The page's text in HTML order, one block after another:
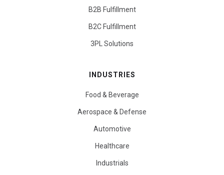
B2B Fulfillment
B2C Fulfillment
3PL Solutions
INDUSTRIES
Food & Beverage
Aerospace & Defense
Automotive
Healthcare
Industrials